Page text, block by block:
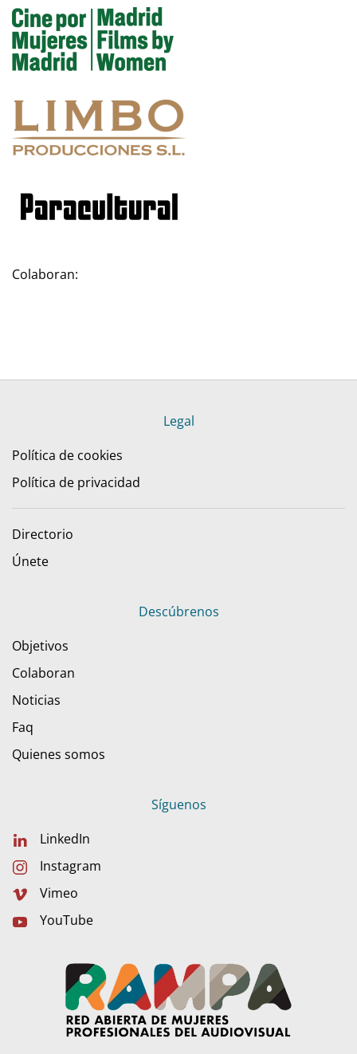
Colaboran:
Legal
Política de cookies
Política de privacidad
Directorio
Únete
Descúbrenos
Objetivos
Colaboran
Noticias
Faq
Quienes somos
Síguenos
LinkedIn
Instagram
Vimeo
YouTube